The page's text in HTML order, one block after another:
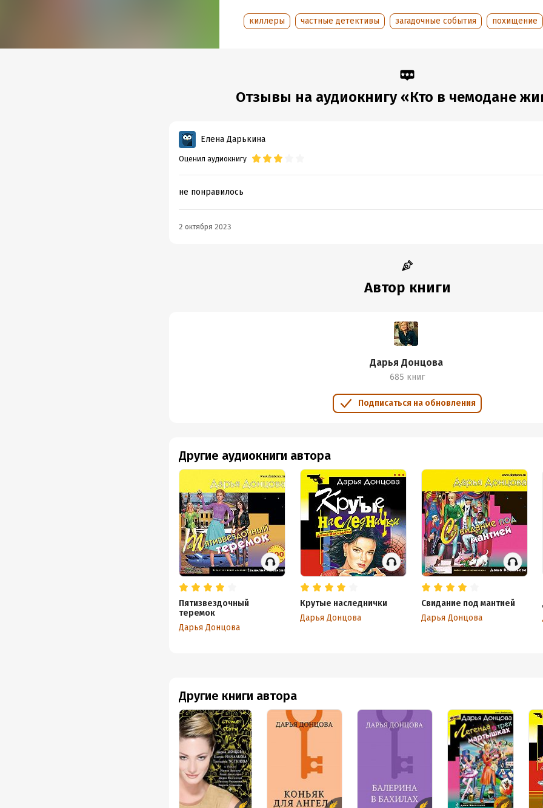
Продюсер аудиозаписи: Татьяна Плюта
Год издания:
2017
киллеры частные детективы загадочные события похищение
Отзывы на аудиокнигу «Кто в чемодане
Елена Дарькина
Оценил аудиокнигу
не понравилось
2 октября 2023
Автор книги
Дарья Донцова
685 книг
Подписаться на обновления
Другие книги автора
Другие аудиокниги автора
Пятизвездочный
теремок
Дарья Донцова
Крутые наследнички
Дарья Донцова
Свидание под мантией
Дарья Донцова